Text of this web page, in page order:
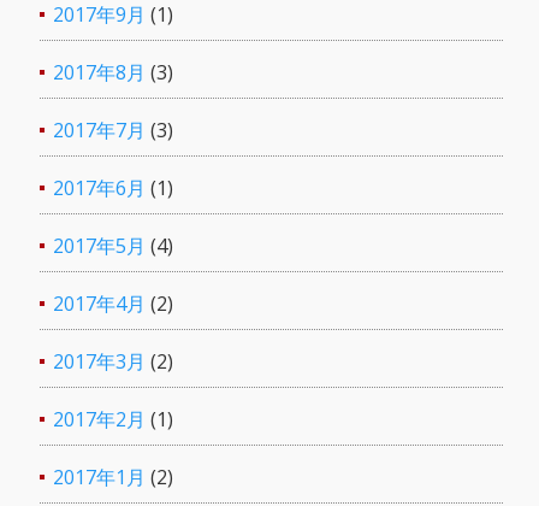
2017年9月 (1)
2017年8月 (3)
2017年7月 (3)
2017年6月 (1)
2017年5月 (4)
2017年4月 (2)
2017年3月 (2)
2017年2月 (1)
2017年1月 (2)